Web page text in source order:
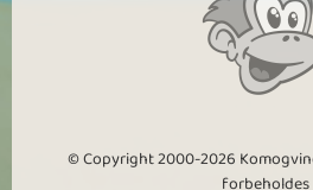
© Copyright 2000-2026
forbeholdes